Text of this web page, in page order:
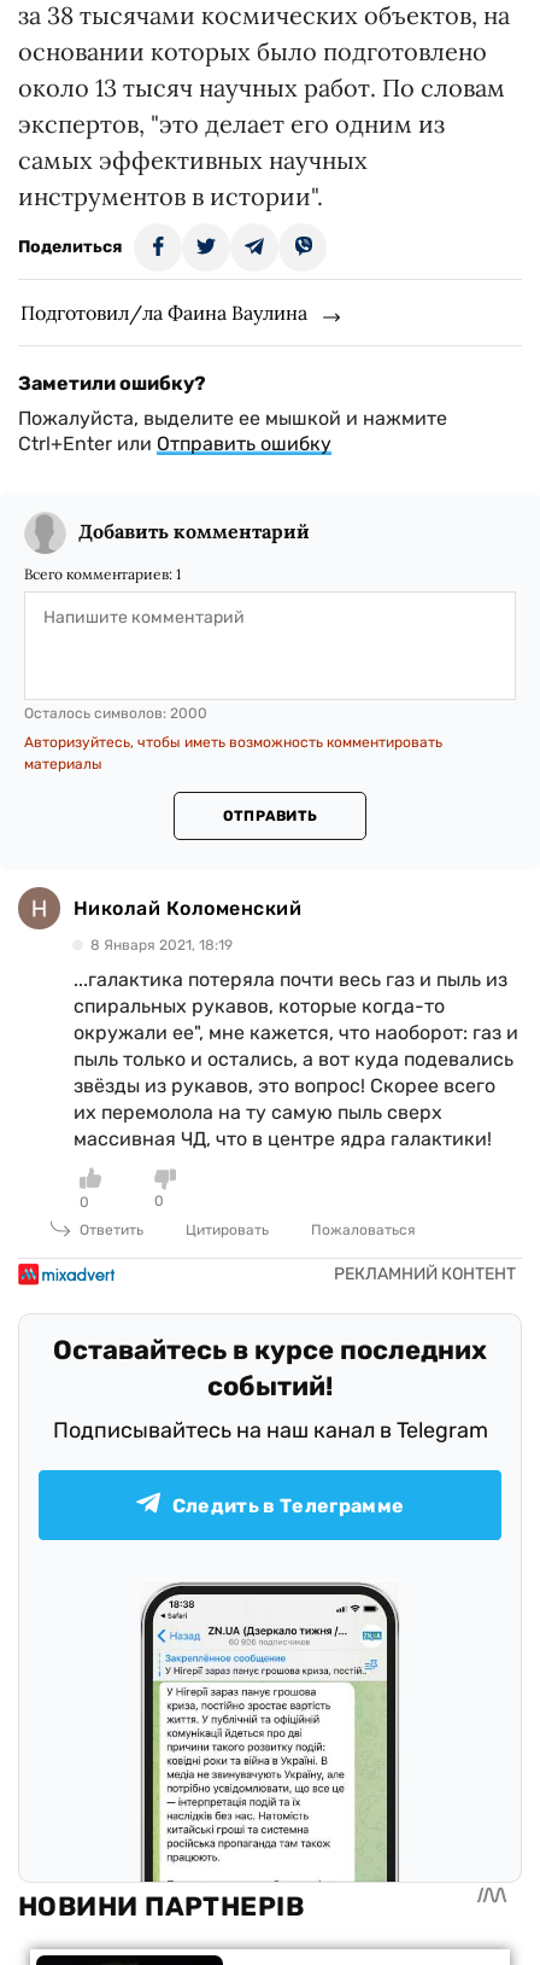
за 38 тысячами космических объектов, на
основании которых было подготовлено
около 13 тысяч научных работ. По словам
экспертов, "это делает его одним из
самых эффективных научных
инструментов в истории".
Поделиться
Подготовил/ла Фаина Ваулина
Заметили ошибку?
Пожалуйста, выделите ее мышкой и нажмите
Ctrl+Enter или Отправить ошибку
Добавить комментарий
Всего комментариев: 1
Осталось символов: 2000
Авторизуйтесь, чтобы иметь возможность комментировать
материалы
ОТПРАВИТЬ
Николай Коломенский
8 Января 2021, 18:19
...галактика потеряла почти весь газ и пыль из
спиральных рукавов, которые когда-то
окружали ее", мне кажется, что наоборот: газ и
пыль только и остались, а вот куда подевались
звёзды из рукавов, это вопрос! Скорее всего
их перемолола на ту самую пыль сверх
массивная ЧД, что в центре ядра галактики!
0
0
Ответить
Цитировать Пожаловаться
Оставайтесь в курсе последних
событий!
Подписывайтесь на наш канал в Telegram
Следить в Телеграмме